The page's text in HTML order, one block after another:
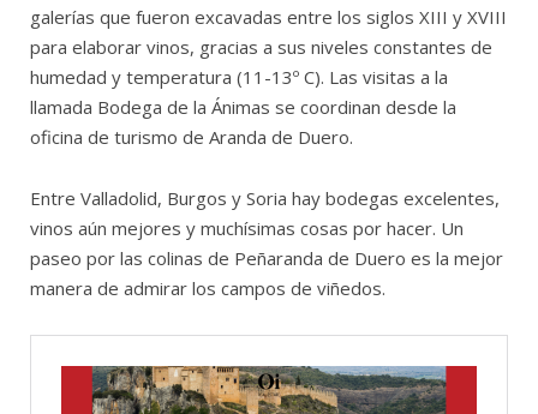
galerías que fueron excavadas entre los siglos XIII y XVIII
para elaborar vinos, gracias a sus niveles constantes de
humedad y temperatura (11-13º C). Las visitas a la
llamada Bodega de la Ánimas se coordinan desde la
oficina de turismo de Aranda de Duero.
Entre Valladolid, Burgos y Soria hay bodegas excelentes,
vinos aún mejores y muchísimas cosas por hacer. Un
paseo por las colinas de Peñaranda de Duero es la mejor
manera de admirar los campos de viñedos.